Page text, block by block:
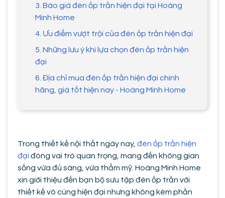
3. Báo giá đèn ốp trần hiện đại tại Hoàng
Minh Home
4. Ưu điểm vượt trội của đèn ốp trần hiện đại
5. Những lưu ý khi lựa chọn đèn ốp trần hiện
đại
6. Địa chỉ mua đèn ốp trần hiện đại chính
hãng, giá tốt hiện nay - Hoàng Minh Home
Trong thiết kế nội thất ngày nay, đèn ốp trần hiện
đại đóng vai trò quan trọng, mang đến không gian
sống vừa đủ sáng, vừa thẩm mỹ. Hoàng Minh Home
xin giới thiệu đến bạn bộ sưu tập đèn ốp trần với
thiết kế vô cùng hiện đại nhưng không kém phần